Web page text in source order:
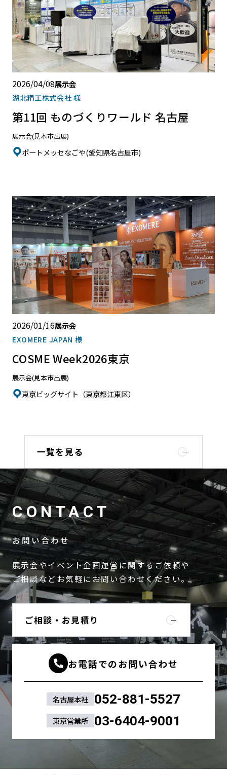
2026/04/08展示会
湖北精工株式会社 様
第11回 ものづくりワールド 名古屋
展示会(見本市出展)
ポートメッセなごや(愛知県名古屋市)
2026/01/16展示会
EXOMERE JAPAN 様
COSME Week2026東京
展示会(見本市出展)
東京ビッグサイト（東京都江東区）
一覧を見る
CONTACT
お問い合わせ
展示会やイベント企画運営に関するご依頼や
ご相談などお気軽にお問い合わせください。
ご相談・お見積り
お電話でのお問い合わせ
名古屋本社 052-881-5527
東京営業所 03-6404-9001